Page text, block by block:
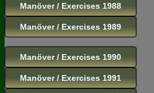
Manöver / Exercises 1988
Manöver / Exercises 1989
Manöver / Exercises 1990
Manöver / Exercises 1991